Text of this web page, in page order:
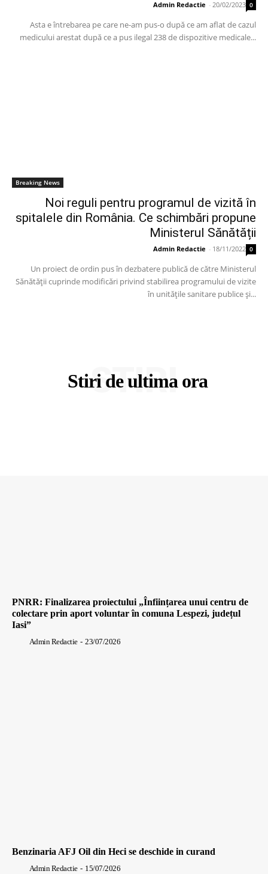
Admin Redactie - 20/02/2023 0
Asta e întrebarea pe care ne-am pus-o după ce am aflat de cazul
medicului arestat după ce a pus ilegal 238 de dispozitive medicale...
Breaking News
Noi reguli pentru programul de vizită în
spitalele din România. Ce schimbări propune
Ministerul Sănătății
Admin Redactie - 18/11/2022 0
Un proiect de ordin pus în dezbatere publică de către Ministerul
Sănătății cuprinde modificări privind stabilirea programului de vizite
în unităţile sanitare publice și...
Stiri de ultima ora
STIRI
PNRR: Finalizarea proiectului „Înființarea unui centru de
colectare prin aport voluntar în comuna Lespezi, județul
Iasi”
Admin Redactie - 23/07/2026
Benzinaria AFJ Oil din Heci se deschide in curand
Admin Redactie - 15/07/2026